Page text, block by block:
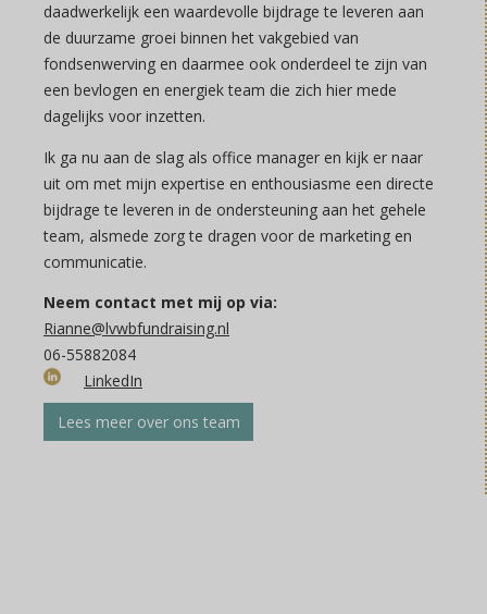
daadwerkelijk een waardevolle bijdrage te leveren aan
de duurzame groei binnen het vakgebied van
fondsenwerving en daarmee ook onderdeel te zijn van
een bevlogen en energiek team die zich hier mede
dagelijks voor inzetten.
Ik ga nu aan de slag als office manager en kijk er naar
uit om met mijn expertise en enthousiasme een directe
bijdrage te leveren in de ondersteuning aan het gehele
team, alsmede zorg te dragen voor de marketing en
communicatie.
Neem contact met mij op via:
Rianne@lvwbfundraising.nl
06-55882084
LinkedIn
Lees meer over ons team